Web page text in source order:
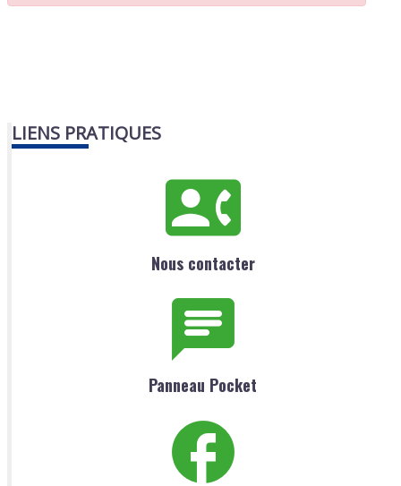
LIENS PRATIQUES
Nous contacter
Panneau Pocket